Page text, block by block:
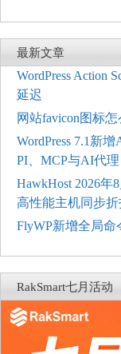
最新文章
WordPress Action
延迟
网站favicon图标
WordPress 7.1新
PI、MCP与AI代理
HawkHost 2026年
高性能主机同步折
FlyWP新增全局
RakSmart七月活动